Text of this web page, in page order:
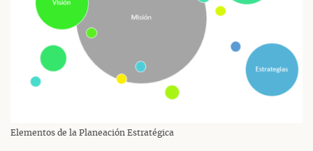
Elementos de la Planeación Estratégica